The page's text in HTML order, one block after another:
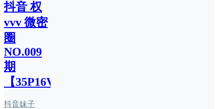
抖音 权
vvv 微密
圈
NO.009
期
【35P16V】
抖音妹子